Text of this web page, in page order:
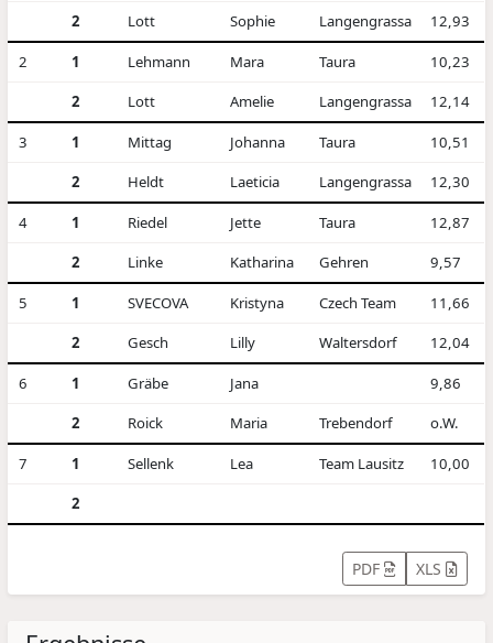
2
Lott Sophie Langengrassa 12,93
2 1 Lehmann Mara Taura
10,23
2
Lott Amelie Langengrassa 12,14
3 1 Mittag Johanna Taura
10,51
2
Heldt Laeticia Langengrassa 12,30
4 1 Riedel Jette Taura
12,87
2
Linke Katharina Gehren 9,57
5 1 SVECOVA Kristyna Czech Team
11,66
2
Gesch Lilly Waltersdorf 12,04
6 1 Gräbe Jana
9,86
2
Roick Maria Trebendorf o.W.
7 1 Sellenk Lea Team Lausitz
10,00
2
PDF XLS